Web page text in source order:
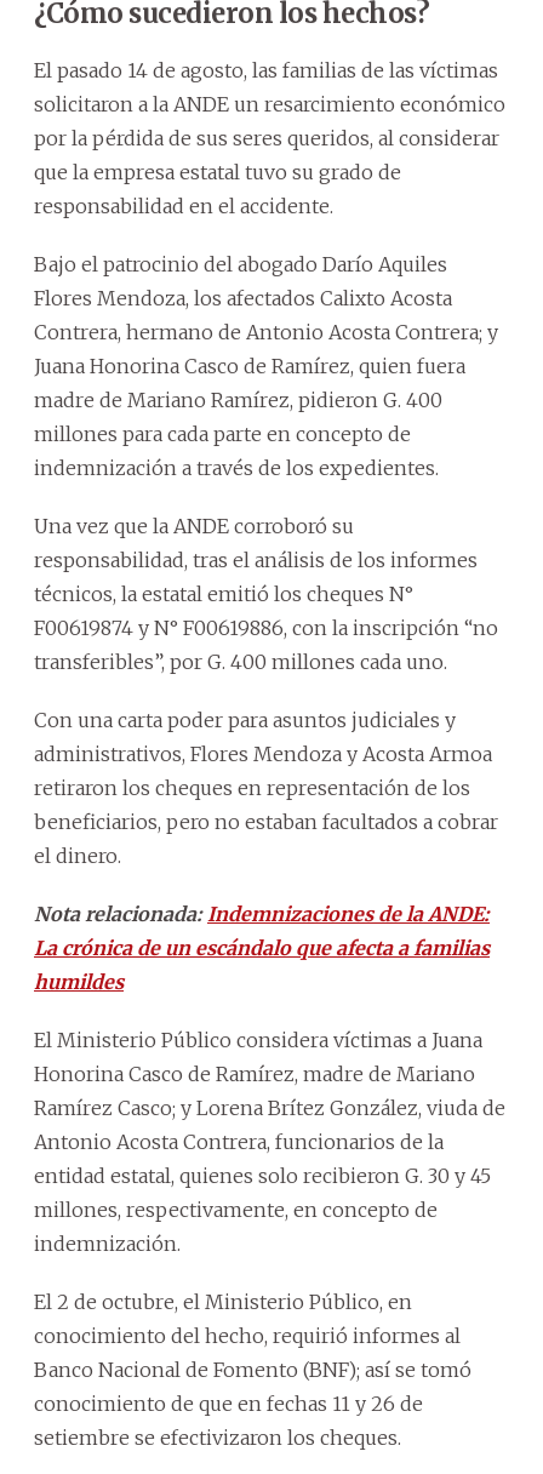
¿Cómo sucedieron los hechos?
El pasado 14 de agosto, las familias de las víctimas
solicitaron a la ANDE un resarcimiento económico
por la pérdida de sus seres queridos, al considerar
que la empresa estatal tuvo su grado de
responsabilidad en el accidente.
Bajo el patrocinio del abogado Darío Aquiles
Flores Mendoza, los afectados Calixto Acosta
Contrera, hermano de Antonio Acosta Contrera; y
Juana Honorina Casco de Ramírez, quien fuera
madre de Mariano Ramírez, pidieron G. 400
millones para cada parte en concepto de
indemnización a través de los expedientes.
Una vez que la ANDE corroboró su
responsabilidad, tras el análisis de los informes
técnicos, la estatal emitió los cheques N°
F00619874 y N° F00619886, con la inscripción “no
transferibles”, por G. 400 millones cada uno.
Con una carta poder para asuntos judiciales y
administrativos, Flores Mendoza y Acosta Armoa
retiraron los cheques en representación de los
beneficiarios, pero no estaban facultados a cobrar
el dinero.
Nota relacionada: Indemnizaciones de la ANDE:
La crónica de un escándalo que afecta a familias
humildes
El Ministerio Público considera víctimas a Juana
Honorina Casco de Ramírez, madre de Mariano
Ramírez Casco; y Lorena Brítez González, viuda de
Antonio Acosta Contrera, funcionarios de la
entidad estatal, quienes solo recibieron G. 30 y 45
millones, respectivamente, en concepto de
indemnización.
El 2 de octubre, el Ministerio Público, en
conocimiento del hecho, requirió informes al
Banco Nacional de Fomento (BNF); así se tomó
conocimiento de que en fechas 11 y 26 de
setiembre se efectivizaron los cheques.